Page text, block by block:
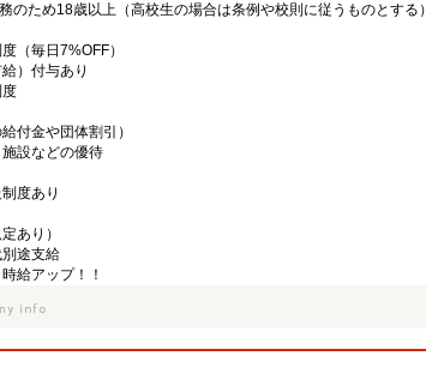
のため18歳以上（高校生の場合は条例や校則に従うものとする）
（毎日7%OFF）
）付与あり
付金や団体割引）
設などの優待
度あり
あり）
途支給
給アップ！！